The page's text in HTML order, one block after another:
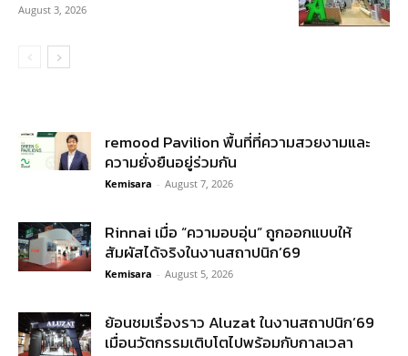
August 3, 2026
remood Pavilion พื้นที่ที่ความสวยงามและ
ความยั่งยืนอยู่ร่วมกัน
Kemisara - August 7, 2026
Rinnai เมื่อ “ความอบอุ่น” ถูกออกแบบให้
สัมผัสได้จริงในงานสถาปนิก’69
Kemisara - August 5, 2026
ย้อนชมเรื่องราว Aluzat ในงานสถาปนิก’69
เมื่อนวัตกรรมเติบโตไปพร้อมกับกาลเวลา